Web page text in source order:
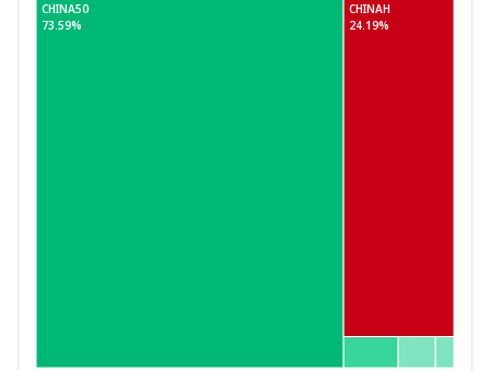
CHINA50
CHINAH
73.59%
24.19%